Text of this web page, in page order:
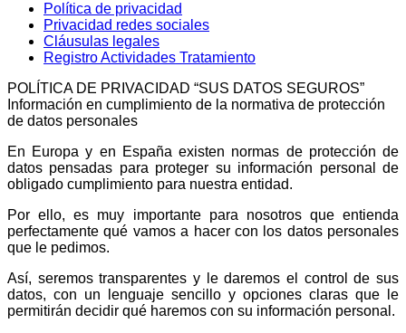
Política de privacidad
Privacidad redes sociales
Cláusulas legales
Registro Actividades Tratamiento
POLÍTICA DE PRIVACIDAD “SUS DATOS SEGUROS”
Información en cumplimiento de la normativa de protección
de datos personales
En Europa y en España existen normas de protección de
datos pensadas para proteger su información personal de
obligado cumplimiento para nuestra entidad.
Por ello, es muy importante para nosotros que entienda
perfectamente qué vamos a hacer con los datos personales
que le pedimos.
Así, seremos transparentes y le daremos el control de sus
datos, con un lenguaje sencillo y opciones claras que le
permitirán decidir qué haremos con su información personal.